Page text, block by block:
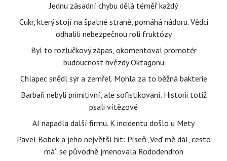
Jednu zásadní chybu dělá téměř každý
Cukr, který stojí na špatné straně, pomáhá nádoru. Vědci
odhalili nebezpečnou roli fruktózy
Byl to rozlučkový zápas, okomentoval promotér
budoucnost hvězdy Oktagonu
Chlapec snědl sýr a zemřel. Mohla za to běžná bakterie
Barbaři nebyli primitivní, ale sofistikovaní. Historii totiž
psali vítězové
AI napadla další firmu. K incidentu došlo u Mety
Pavel Bobek a jeho největší hit: Píseň „Veď mě dál, cesto
má“ se původně jmenovala Rododendron